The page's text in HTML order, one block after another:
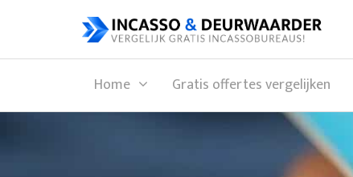
Home Gratis offertes vergelijken